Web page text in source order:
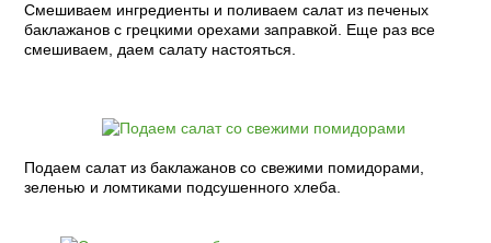
Смешиваем ингредиенты и поливаем салат из печеных
баклажанов с грецкими орехами заправкой. Еще раз все
смешиваем, даем салату настояться.
Подаем салат из баклажанов со свежими помидорами,
зеленью и ломтиками подсушенного хлеба.